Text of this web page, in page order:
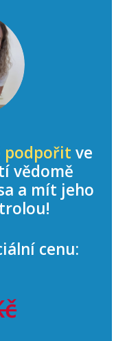
podpořit ve
vědomě
a mít jeho
cenu: